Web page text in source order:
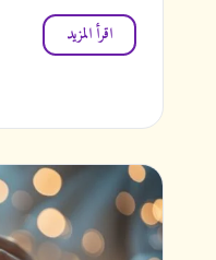
اقرأ المزيد